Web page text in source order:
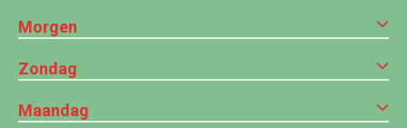
Morgen
Zondag
Maandag